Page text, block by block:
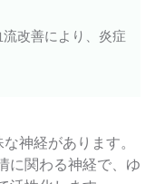
改善により、炎症
神経があります。
に関わる神経で、ゆ